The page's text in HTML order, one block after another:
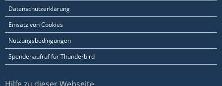
Datenschutzerklärung
Einsatz von Cookies
Nutzungsbedingungen
Spendenaufruf für Thunderbird